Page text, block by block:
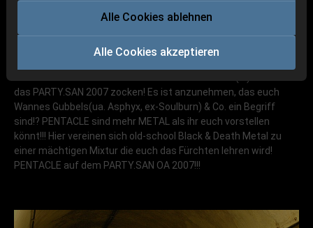
das PARTY.SAN 2007 zocken! Es ist anzunehmen, das euch
Wannes Gubbels(ua. Asphyx, ex-Soulburn) & Co. ein Begriff
sind!? PENTACLE sind mehr METAL als ihr euch vorstellen
könnt!!! Hier vereinen sich old-school Black & Death Metal zu
einer mächtigen Mixtur die euch das Fürchten lehren wird!
PENTACLE auf dem PARTY.SAN OA 2007!!!
Alle Cookies ablehnen
Alle Cookies akzeptieren